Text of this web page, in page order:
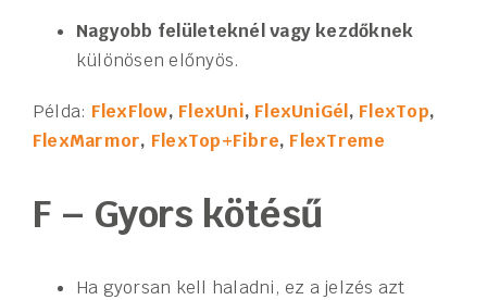
Nagyobb felületeknél vagy kezdőknek
különösen előnyös.
Példa: FlexFlow, FlexUni, FlexUniGél, FlexTop,
FlexMarmor, FlexTop+Fibre, FlexTreme
F – Gyors kötésű
Ha gyorsan kell haladni, ez a jelzés azt